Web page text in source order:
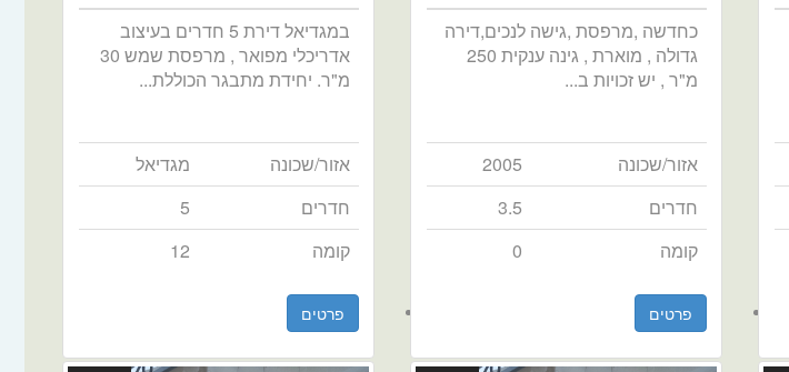
במגדיאל דירת 5 חדרים בעיצוב
אדריכלי מפואר , מרפסת שמש 30
מ"ר. יחידת מתבגר הכוללת...
אזור/שכונה
מגדיאל
חדרים
5
קומה
12
פרטים
כחדשה ,מרפסת ,גישה לנכים,דירה
גדולה , מוארת , גינה ענקית 250
מ"ר , יש זכויות ב...
אזור/שכונה
2005
חדרים
3.5
קומה
0
פרטים